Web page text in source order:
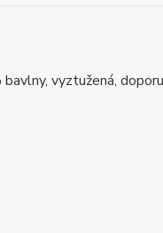
vyztužená,